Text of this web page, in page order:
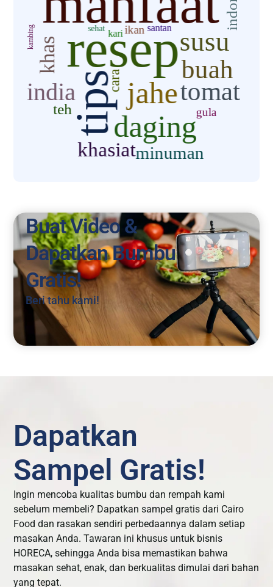
Buat Video &
Dapatkan Bumbu
Gratis!
Beri tahu kami!
Dapatkan
Sampel Gratis!
Ingin mencoba kualitas bumbu dan rempah kami
sebelum membeli? Dapatkan sampel gratis dari Cairo
Food dan rasakan sendiri perbedaannya dalam setiap
masakan Anda. Tawaran ini khusus untuk bisnis
HORECA, sehingga Anda bisa memastikan bahwa
masakan sehat, enak, dan berkualitas dimulai dari bahan
yang tepat.